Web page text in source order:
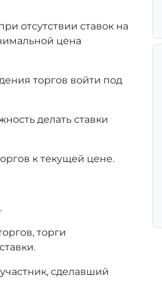
отсутствии ставок на
цена
торгов войти под
делать ставки
к текущей цене.
торги
сделавший